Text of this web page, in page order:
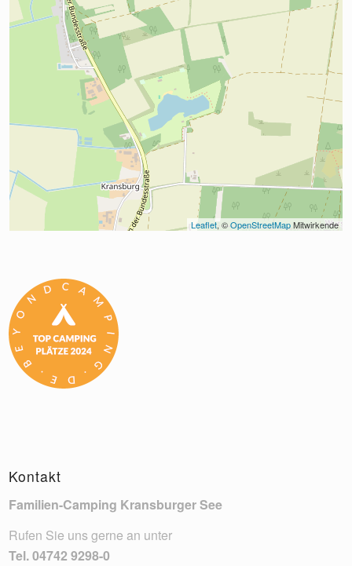
Leaflet, © OpenStreetMap Mitwirkende
Kontakt
Familien-Camping Kransburger See
Rufen Sie uns gerne an unter
Tel.04742 9298-0